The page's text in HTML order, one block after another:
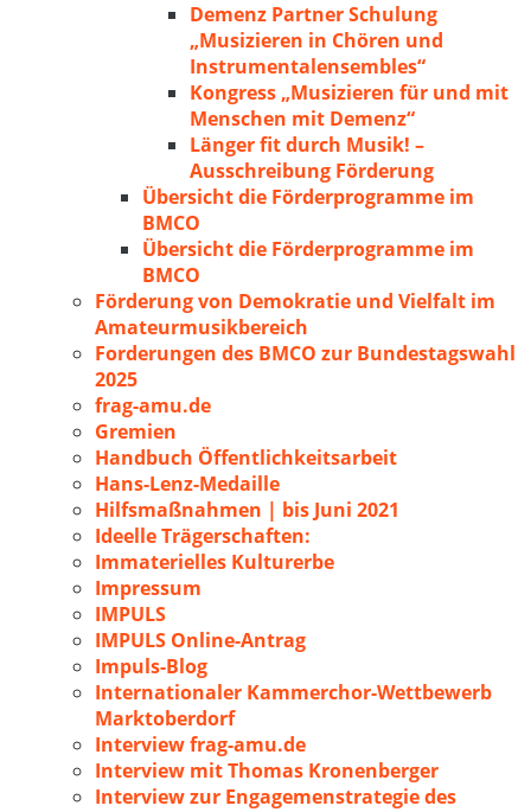
Demenz Partner Schulung
„Musizieren in Chören und
Instrumentalensembles“
Kongress „Musizieren für und mit
Menschen mit Demenz“
Länger fit durch Musik! –
Ausschreibung Förderung
Übersicht die Förderprogramme im
BMCO
Übersicht die Förderprogramme im
BMCO
Förderung von Demokratie und Vielfalt im
Amateurmusikbereich
Forderungen des BMCO zur Bundestagswahl
2025
frag-amu.de
Gremien
Handbuch Öffentlichkeitsarbeit
Hans-Lenz-Medaille
Hilfsmaßnahmen | bis Juni 2021
Ideelle Trägerschaften:
Immaterielles Kulturerbe
Impressum
IMPULS
IMPULS Online-Antrag
Impuls-Blog
Internationaler Kammerchor-Wettbewerb
Marktoberdorf
Interview frag-amu.de
Interview mit Thomas Kronenberger
Interview zur Engagemenstrategie des